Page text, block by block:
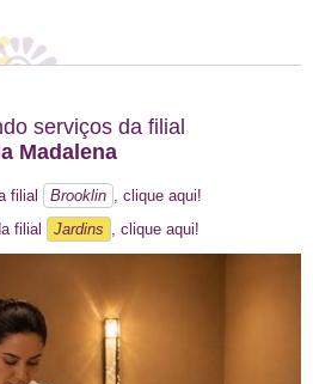
serviços da filial
Madalena
filial Brooklin
, clique aqui!
filial
Jardins , clique aqui!